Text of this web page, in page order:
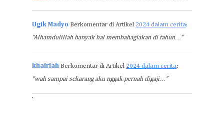
Ugik Madyo Berkomentar di Artikel 2024 dalam cerita:
“Alhamdulillah banyak hal membahagiakan di tahun…”
khairiah Berkomentar di Artikel 2024 dalam cerita:
“wah sampai sekarang aku nggak pernah digaji…”
`